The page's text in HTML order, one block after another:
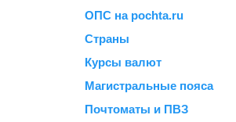
ОПС на pochta.ru
Страны
Курсы валют
Магистральные пояса
Почтоматы и ПВЗ